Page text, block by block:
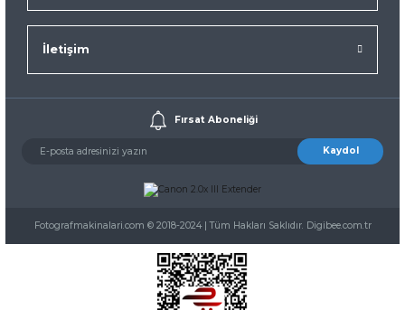
İletişim
Fırsat Aboneliği
Kaydol
Fotografmakinalari.com © 2018-2024 | Tüm Hakları Saklıdır. Digibee.com.tr